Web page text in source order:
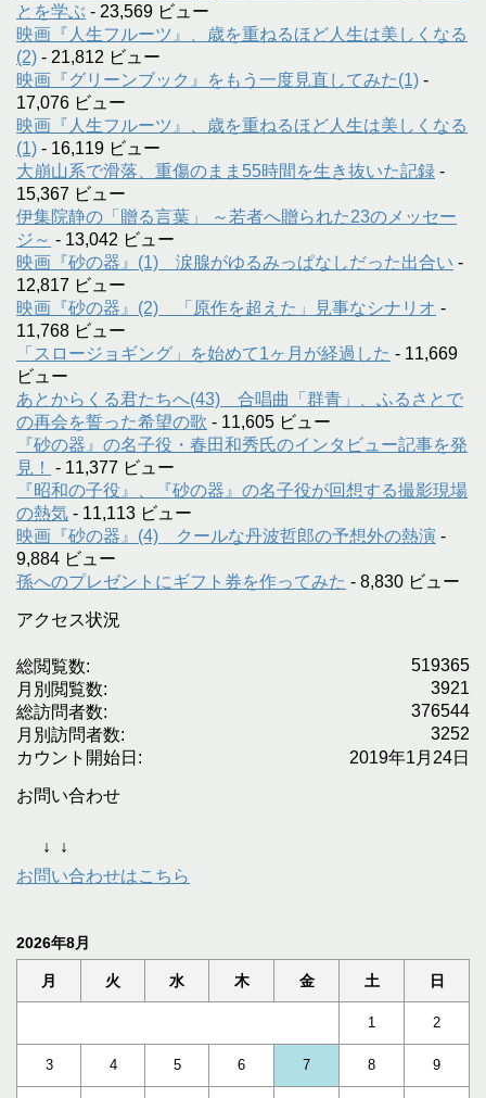
とを学ぶ - 23,569 ビュー
映画『人生フルーツ』、歳を重ねるほど人生は美しくなる
(2) - 21,812 ビュー
映画『グリーンブック』をもう一度見直してみた(1) -
17,076 ビュー
映画『人生フルーツ』、歳を重ねるほど人生は美しくなる
(1) - 16,119 ビュー
大崩山系で滑落、重傷のまま55時間を生き抜いた記録 -
15,367 ビュー
伊集院静の「贈る言葉」 ～若者へ贈られた23のメッセー
ジ～ - 13,042 ビュー
映画『砂の器』(1) 涙腺がゆるみっぱなしだった出合い -
12,817 ビュー
映画『砂の器』(2) 「原作を超えた」見事なシナリオ -
11,768 ビュー
「スロージョギング」を始めて1ヶ月が経過した - 11,669
ビュー
あとからくる君たちへ(43) 合唱曲「群青」、ふるさとで
の再会を誓った希望の歌 - 11,605 ビュー
『砂の器』の名子役・春田和秀氏のインタビュー記事を発
見！
- 11,377 ビュー
『昭和の子役』、『砂の器』の名子役が回想する撮影現場
の熱気 - 11,113 ビュー
映画『砂の器』(4) クールな丹波哲郎の予想外の熱演 -
9,884 ビュー
孫へのプレゼントにギフト券を作ってみた - 8,830 ビュー
アクセス状況
519365
総閲覧数:
3921
月別閲覧数:
376544
総訪問者数:
3252
月別訪問者数:
2019年1月24日
カウント開始日:
お問い合わせ
↓
↓
お問い合わせはこちら
2026年8月
月 火 水 木 金 土 日
1 2
3 4 5 6 7 8 9